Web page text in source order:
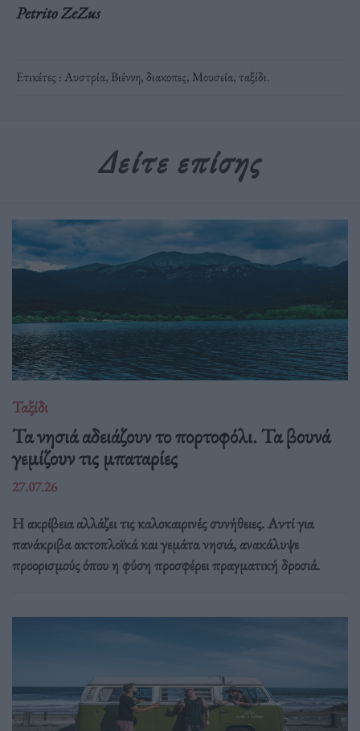
Petrito ZeZus
Ετικέτες :Αυστρία, Βιέννη,διακοπες, Μουσεία,ταξίδι.
Δείτε επίσης
Ταξίδι
Τα νησιά αδειάζουν το πορτοφόλι. Τα βουνά
γεμίζουν τις μπαταρίες
27.07.26
Η ακρίβεια αλλάζει τις καλοκαιρινές συνήθειες. Αντί για
πανάκριβα ακτοπλοϊκά και γεμάτα νησιά, ανακάλυψε
προορισμούς όπου η φύση προσφέρει πραγματική δροσιά.